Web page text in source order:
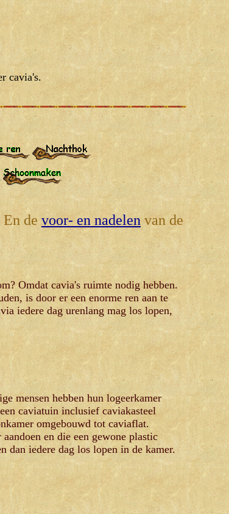
cavia's.
En devoor- en nadelenvan de
Omdat cavia's ruimte nodig hebben.
is door er een enorme ren aan te
iedere dag urenlang mag los lopen,
mensen hebben hun logeerkamer
caviatuin inclusief caviakasteel
omgebouwd tot caviaflat.
en die een gewone plastic
dan iedere dag los lopen in de kamer.